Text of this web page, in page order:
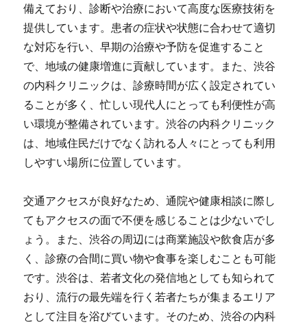
備えており、診断や治療において高度な医療技術を
提供しています。患者の症状や状態に合わせて適切
な対応を行い、早期の治療や予防を促進すること
で、地域の健康増進に貢献しています。また、渋谷
の内科クリニックは、診療時間が広く設定されてい
ることが多く、忙しい現代人にとっても利便性が高
い環境が整備されています。渋谷の内科クリニック
は、地域住民だけでなく訪れる人々にとっても利用
しやすい場所に位置しています。
交通アクセスが良好なため、通院や健康相談に際し
てもアクセスの面で不便を感じることは少ないでし
ょう。また、渋谷の周辺には商業施設や飲食店が多
く、診療の合間に買い物や食事を楽しむことも可能
です。渋谷は、若者文化の発信地としても知られて
おり、流行の最先端を行く若者たちが集まるエリア
として注目を浴びています。そのため、渋谷の内科